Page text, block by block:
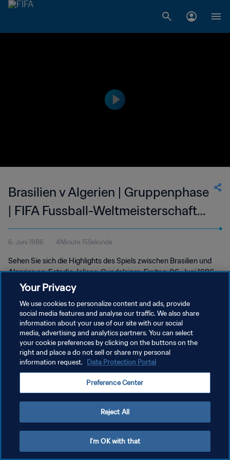
Brasilien v Algerien | Gruppenphase
| FIFA Fussball-Weltmeisterschaft
Mexico 1986™ | Highlights
6. Juni 1986 4Minute 15Sekunde
Sehen Sie sich die Highlights des Spiels zwischen Brasilien und
Algerien an. Estadio Jalisco, Guadalajara, Freitag, 06. Juni 1986.
DATENSCHUTZ
NUTZUNGSBEDINGUNGEN
COOKIE-EINSTELLUNGEN VERWALTEN
Your Privacy
We use cookies to personalize content and ads, provide
social media features and analyse our traffic. We also share
information about your use of our site with our social
media, advertising and analytics partners. You can select
your cookie preferences by clicking on the buttons on the
right and place a do not sell or share my personal
information request. Data Protection Portal
Preference Center
Reject All
I'm OK with that